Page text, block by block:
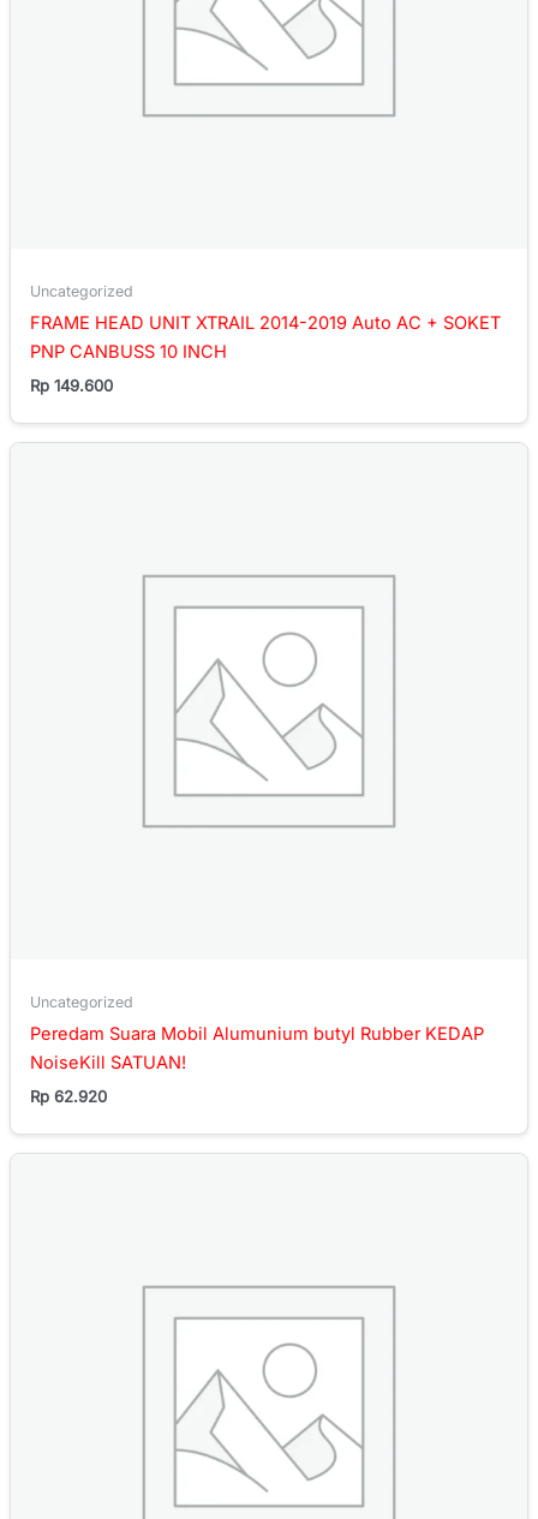
Uncategorized
FRAME HEAD UNIT XTRAIL 2014-2019 Auto AC + SOKET
PNP CANBUSS 10 INCH
Rp 149.600
Uncategorized
Peredam Suara Mobil Alumunium butyl Rubber KEDAP
NoiseKill SATUAN!
Rp 62.920